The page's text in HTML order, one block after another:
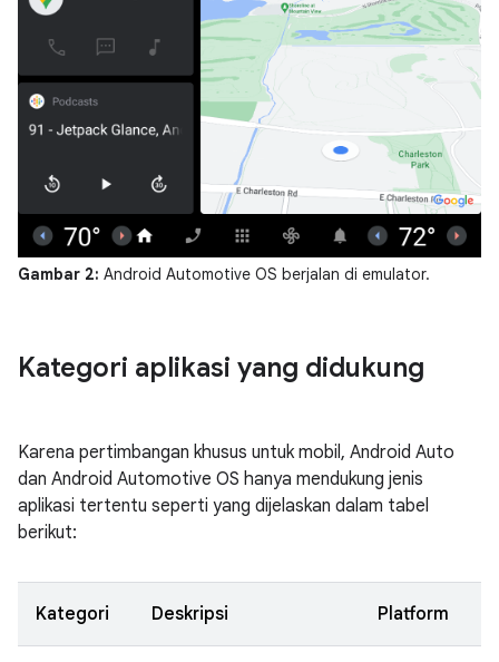
Gambar 2: Android Automotive OS berjalan di emulator.
Kategori aplikasi yang didukung
Karena pertimbangan khusus untuk mobil, Android Auto
dan Android Automotive OS hanya mendukung jenis
aplikasi tertentu seperti yang dijelaskan dalam tabel
berikut:
Kategori Deskripsi Platform